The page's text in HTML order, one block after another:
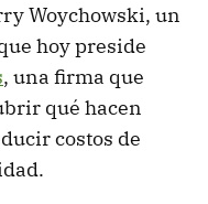
Woychowski, un
hoy preside
, una firma que
qué hacen
costos de